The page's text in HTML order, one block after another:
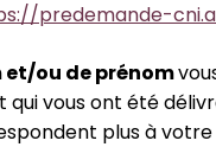
predemande-
et/ou de prénom
qui vous ont été
plus à